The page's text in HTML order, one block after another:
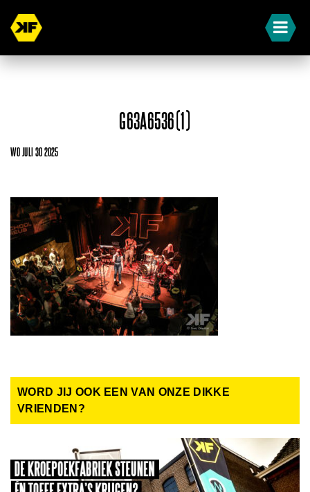
G63A6536(1)
WO JULI 30 2025
WORD JIJ OOK EEN VAN ONZE DIKKE
VRIENDEN?